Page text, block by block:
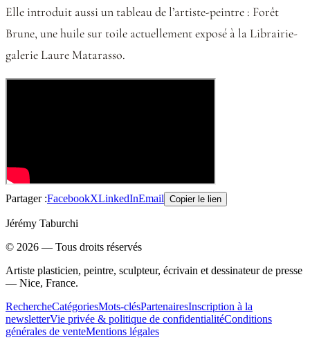
Elle introduit aussi un tableau de l’artiste-peintre : Forêt
Brune, une huile sur toile actuellement exposé à la Librairie-
galerie Laure Matarasso.
Partager :FacebookXLinkedInEmail Copier le lien
Jérémy Taburchi
© 2026 — Tous droits réservés
Artiste plasticien, peintre, sculpteur, écrivain et dessinateur de presse
— Nice, France.
RechercheCatégoriesMots-clésPartenairesInscription à la
newsletterVie privée & politique de confidentialitéConditions
générales de venteMentions légales